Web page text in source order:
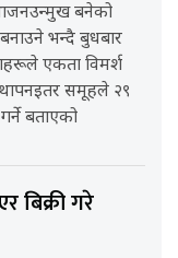
बनेको
भन्दै बुधबार
एकता विमर्श
समूहले २९
बताएको
बिक्री गरे